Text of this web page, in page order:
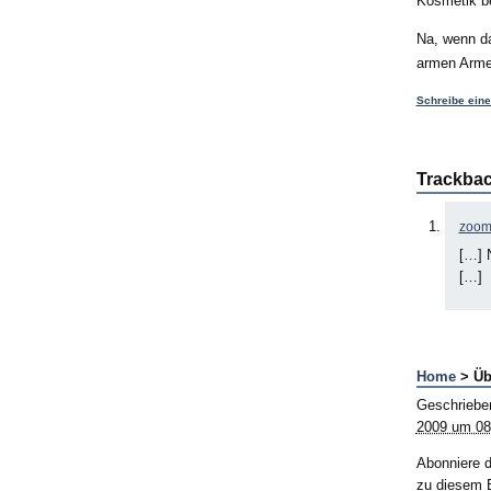
Na, wenn
armen
Schreibe
[…]
[…]
Home>
2009 um
Abonniere
zu diesem